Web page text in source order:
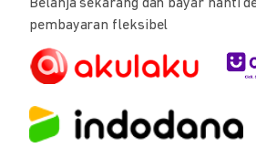
Belanja sekarang dan bayar nanti
pembayaran fleksibel